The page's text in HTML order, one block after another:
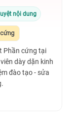
nội dung
Phần cứng tại
dày dặn kinh
đào tạo - sửa